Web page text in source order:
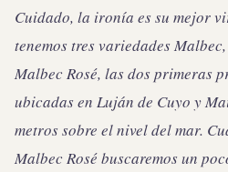
Cuidado, la ironía es su mejor
tenemos tres variedades
Malbec Rosé, las dos primeras
ubicadas en Luján de Cuyo y
metros sobre el nivel del mar.
Malbec Rosé buscaremos un